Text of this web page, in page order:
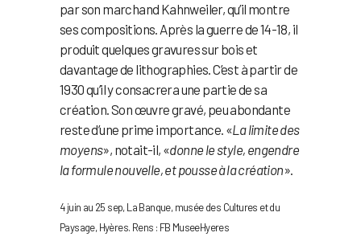
par son marchand Kahnweiler, qu’il montre
ses compositions. Après la guerre de 14-18, il
produit quelques gravures sur bois et
davantage de lithographies. C’est à partir de
1930 qu’il y consacrera une partie de sa
création. Son œuvre gravé, peu abondante
reste d’une prime importance. «La limite des
moyens», notait-il, «donne le style, engendre
la formule nouvelle, et pousse à la création».
4 juin au 25 sep, La Banque, musée des Cultures et du
Paysage, Hyères. Rens : FB MuseeHyeres